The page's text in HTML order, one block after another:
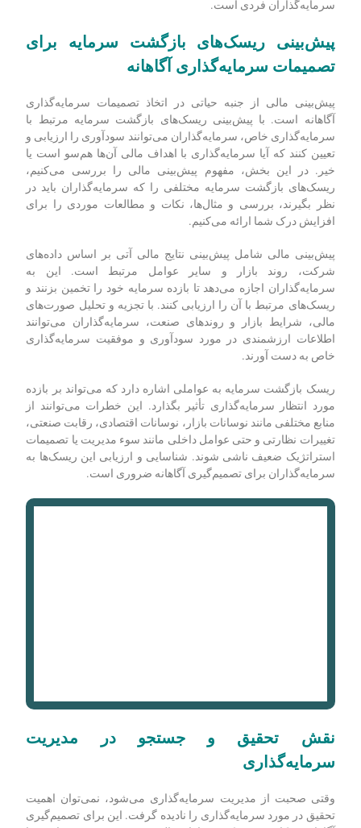
است که به دنبال تنظیم استراتژی سرمایه‌گذاری خود هستند. با
می‌توانند تصمیمات آگاهانه‌تری در مورد خرید یا فروش اوراق
سرمایه‌گذاری بگیرند. این روش تأثیر نوسانات بازار را هموار می‌کند
و نمای دقیق‌تری از هزینه واقعی سرمایه‌گذاری را ارائه می‌دهد. در
هزینه متوسط به دلیل سادگی و دقت، اغلب بهترین گزینه برای
سرمایه‌گذاران فردی است.
پیش‌بینی ریسک‌های بازگشت سرمایه برای
تصمیمات سرمایه‌گذاری آگاهانه
پیش‌بینی مالی از جنبه حیاتی در اتخاذ تصمیمات سرمایه‌گذاری
سرمایه‌گذاری خاص، سرمایه‌گذاران می‌توانند سودآوری را ارزیابی و
تعیین کنند که آیا سرمایه‌گذاری با اهداف مالی آن‌ها هم‌سو است یا
خیر. در این بخش، مفهوم پیش‌بینی مالی را بررسی می‌کنیم،
ریسک‌های بازگشت سرمایه مختلفی را که سرمایه‌گذاران باید در
نظر بگیرند، بررسی و مثال‌ها، نکات و مطالعات موردی را برای
افزایش درک شما ارائه می‌کنیم.
شرکت، روند بازار و سایر عوامل مرتبط است. این به
سرمایه‌گذاران اجازه می‌دهد تا بازده سرمایه خود را تخمین بزنند و
ریسک‌های مرتبط با آن را ارزیابی کنند. با تجزیه و تحلیل صورت‌های
مالی، شرایط بازار و روندهای صنعت، سرمایه‌گذاران می‌توانند
اطلاعات ارزشمندی در مورد سودآوری و موفقیت سرمایه‌گذاری
خاص به دست آورند.
ریسک بازگشت سرمایه به عواملی اشاره دارد که می‌تواند بر بازده